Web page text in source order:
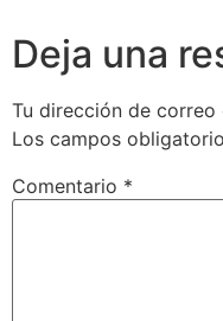
Deja una
Tu dirección de
Los campos
Comentario *